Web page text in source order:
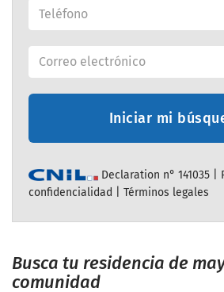
Iniciar mi
Declaration n° 141035 |
confidencialidad
Términos legales
Busca tu residencia de
comunidad